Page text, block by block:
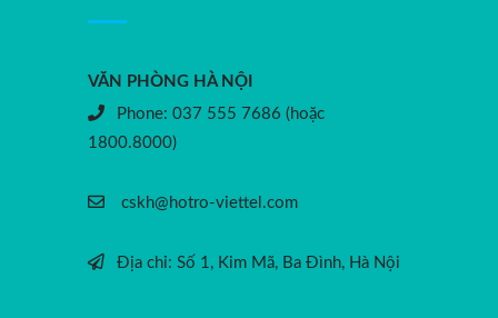
VĂN PHÒNG HÀ NỘI
Phone: 037 555 7686 (hoặc
1800.8000)
cskh@hotro-viettel.com
Địa chỉ: Số 1, Kim Mã, Ba Đình, Hà Nội